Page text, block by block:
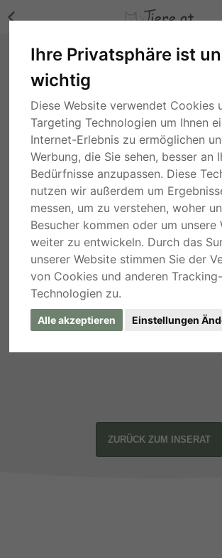
Ihre Privatsphäre ist
wichtig
Diese Website verwendet Cookies
Targeting Technologien um Ihnen
Internet-Erlebnis zu ermöglichen
Werbung, die Sie sehen, besser an
Bedürfnisse anzupassen. Diese
nutzen wir außerdem um
messen, um zu verstehen, woher
Besucher kommen oder um unsere
weiter zu entwickeln. Durch das
unserer Website stimmen Sie der
von Cookies und anderen Tracking-
Technologien zu.
Alle akzeptieren Einstellungen
Rex Jungtier - unbekannt Bilder
Salzburg, vor 5 Jahren
ZURÜCK ZUM INSERAT